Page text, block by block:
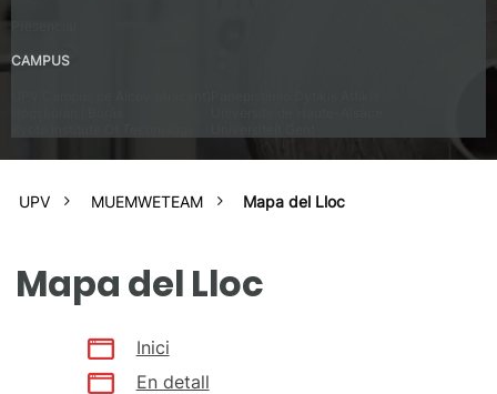
CAMPUS
UPV MUEMWETEAM Mapa del Lloc
Mapa del Lloc
Inici
En detall